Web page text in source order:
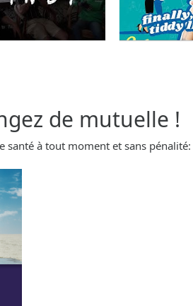
de mutuelle !
santé à tout moment et sans pénalité: